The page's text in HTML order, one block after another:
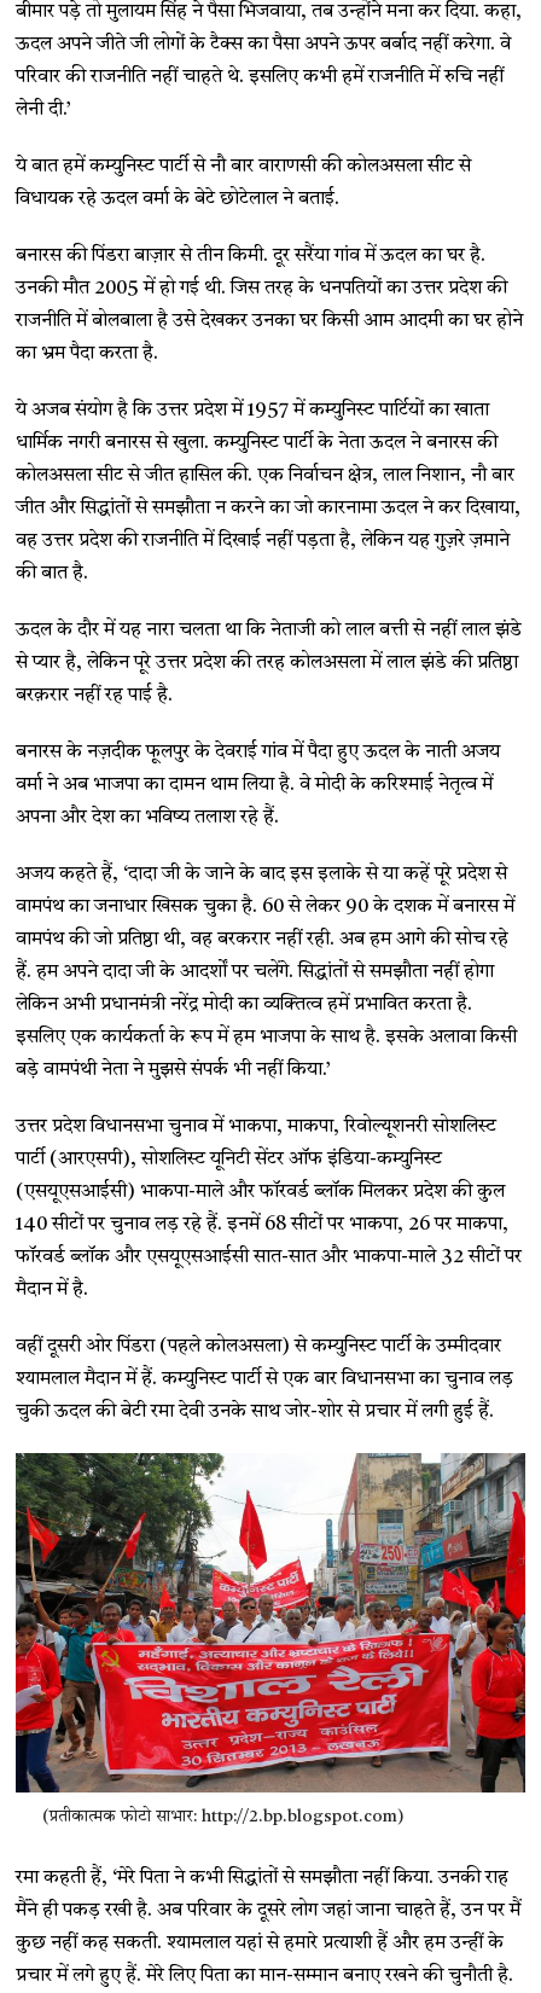
बीमार पड़े तो मुलायम सिंह ने पैसा भिजवाया, तब उन्होंने मना कर दिया. कहा,
ऊदल अपने जीते जी लोगों के टैक्स का पैसा अपने ऊपर बर्बाद नहीं करेगा. वे
परिवार की राजनीति नहीं चाहते थे. इसलिए कभी हमें राजनीति में रुचि नहीं
लेनी दी.’
ये बात हमें कम्युनिस्ट पार्टी से नौ बार वाराणसी की कोलअसला सीट से
विधायक रहे ऊदल वर्मा के बेटे छोटेलाल ने बताई.
बनारस की पिंडरा बाज़ार से तीन किमी. दूर सरैंया गांव में ऊदल का घर है.
उनकी मौत 2005 में हो गई थी. जिस तरह के धनपतियों का उत्तर प्रदेश की
राजनीति में बोलबाला है उसे देखकर उनका घर किसी आम आदमी का घर होने
का भ्रम पैदा करता है.
ये अजब संयोग है कि उत्तर प्रदेश में 1957 में कम्युनिस्ट पार्टियों का खाता
धार्मिक नगरी बनारस से खुला. कम्युनिस्ट पार्टी के नेता ऊदल ने बनारस की
कोलअसला सीट से जीत हासिल की. एक निर्वाचन क्षेत्र, लाल निशान, नौ बार
जीत और सिद्धांतों से समझौता न करने का जो कारनामा ऊदल ने कर दिखाया,
वह उत्तर प्रदेश की राजनीति में दिखाई नहीं पड़ता है, लेकिन यह गुज़रे ज़माने
की बात है.
ऊदल के दौर में यह नारा चलता था कि नेताजी को लाल बत्ती से नहीं लाल झंडे
से प्यार है, लेकिन पूरे उत्तर प्रदेश की तरह कोलअसला में लाल झंडे की प्रतिष्ठा
बरक़रार नहीं रह पाई है.
बनारस के नज़दीक फूलपुर के देवराई गांव में पैदा हुए ऊदल के नाती अजय
वर्मा ने अब भाजपा का दामन थाम लिया है. वे मोदी के करिश्माई नेतृत्व में
अपना और देश का भविष्य तलाश रहे हैं.
अजय कहते हैं, ‘दादा जी के जाने के बाद इस इलाके से या कहें पूरे प्रदेश से
वामपंथ का जनाधार खिसक चुका है. 60 से लेकर 90 के दशक में बनारस में
वामपंथ की जो प्रतिष्ठा थी, वह बरकरार नहीं रही. अब हम आगे की सोच रहे
हैं. हम अपने दादा जी के आदर्शों पर चलेंगे. सिद्धांतों से समझौता नहीं होगा
लेकिन अभी प्रधानमंत्री नरेंद्र मोदी का व्यक्तित्व हमें प्रभावित करता है.
इसलिए एक कार्यकर्ता के रूप में हम भाजपा के साथ है. इसके अलावा किसी
बड़े वामपंथी नेता ने मुझसे संपर्क भी नहीं किया.’
उत्तर प्रदेश विधानसभा चुनाव में भाकपा, माकपा, रिवोल्यूशनरी सोशलिस्ट
पार्टी (आरएसपी), सोशलिस्ट यूनिटी सेंटर ऑफ इंडिया-कम्युनिस्ट
(एसयूएसआईसी) भाकपा-माले और फॉरवर्ड ब्लॉक मिलकर प्रदेश की कुल
140 सीटों पर चुनाव लड़ रहे हैं. इनमें 68 सीटों पर भाकपा, 26 पर माकपा,
फॉरवर्ड ब्लॉक और एसयूएसआईसी सात-सात और भाकपा-माले 32 सीटों पर
मैदान में है.
वहीं दूसरी ओर पिंडरा (पहले कोलअसला) से कम्युनिस्ट पार्टी के उम्मीदवार
श्यामलाल मैदान में हैं. कम्युनिस्ट पार्टी से एक बार विधानसभा का चुनाव लड़
चुकी ऊदल की बेटी रमा देवी उनके साथ जोर-शोर से प्रचार में लगी हुई हैं.
(प्रतीकात्मक फोटो साभार: http://2.bp.blogspot.com)
रमा कहती हैं, ‘मेरे पिता ने कभी सिद्धांतों से समझौता नहीं किया. उनकी राह
मैंने ही पकड़ रखी है. अब परिवार के दूसरे लोग जहां जाना चाहते हैं, उन पर मैं
कुछ नहीं कह सकती. श्यामलाल यहां से हमारे प्रत्याशी हैं और हम उन्हीं के
प्रचार में लगे हुए हैं. मेरे लिए पिता का मान-सम्मान बनाए रखने की चुनौती है.